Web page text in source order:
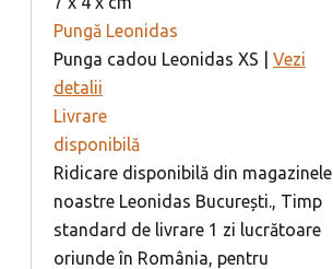
Pungă Leonidas
Punga cadou Leonidas XS | Vezi
detalii
Livrare
disponibilă
Ridicare disponibilă din magazinele
noastre Leonidas București., Timp
standard de livrare 1 zi lucrătoare
oriunde în România, pentru